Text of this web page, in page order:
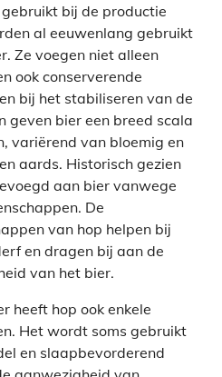
bij de productie
al eeuwenlang gebruikt
Ze voegen niet alleen
ook conserverende
bij het stabiliseren van de
geven bier een breed scala
variërend van bloemig en
aards. Historisch gezien
aan bier vanwege
De
van hop helpen bij
en dragen bij aan de
van het bier.
heeft hop ook enkele
Het wordt soms gebruikt
en slaapbevorderend